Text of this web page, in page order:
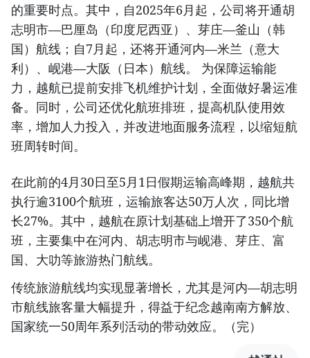
的重要时点。其中，自2025年6月起，公司将开通胡
志明市—巴厘岛（印度尼西亚）、芽庄—釜山（韩
国）航线；自7月起，还将开通河内—米兰（意大
利）、岘港—大阪（日本）航线。 为保障运输能
力，越航已提前安排飞机维护计划，全面做好暑运准
备。同时，公司还优化航班排班，提高机队使用效
率，增加人力投入，并改进地面服务流程，以缩短航
班周转时间。
在此前的4月30日至5月1日假期运输高峰期，越航共
执行逾3100个航班，运输旅客达50万人次，同比增
长27%。其中，越航在原计划基础上增开了350个航
班，主要集中在河内、胡志明市与岘港、芽庄、富
国、大叻等旅游热门航线。
传统旅游航线均实现显著增长，尤其是河内—胡志明
市航线旅客量大幅提升，得益于纪念越南南方解放、
国家统一50周年系列活动的带动效应。（完）